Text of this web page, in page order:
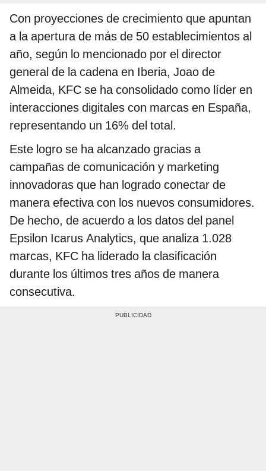
Con proyecciones de crecimiento que apuntan
a la apertura de más de 50 establecimientos al
año, según lo mencionado por el director
general de la cadena en Iberia, Joao de
Almeida, KFC se ha consolidado como líder en
interacciones digitales con marcas en España,
representando un 16% del total.
Este logro se ha alcanzado gracias a
campañas de comunicación y marketing
innovadoras que han logrado conectar de
manera efectiva con los nuevos consumidores.
De hecho, de acuerdo a los datos del panel
Epsilon Icarus Analytics, que analiza 1.028
marcas, KFC ha liderado la clasificación
durante los últimos tres años de manera
consecutiva.